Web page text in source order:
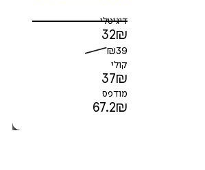
דיגיטלי
32₪
₪39
קולי
37₪
מודפס
67.2₪